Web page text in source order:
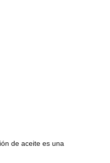
de aceite es una